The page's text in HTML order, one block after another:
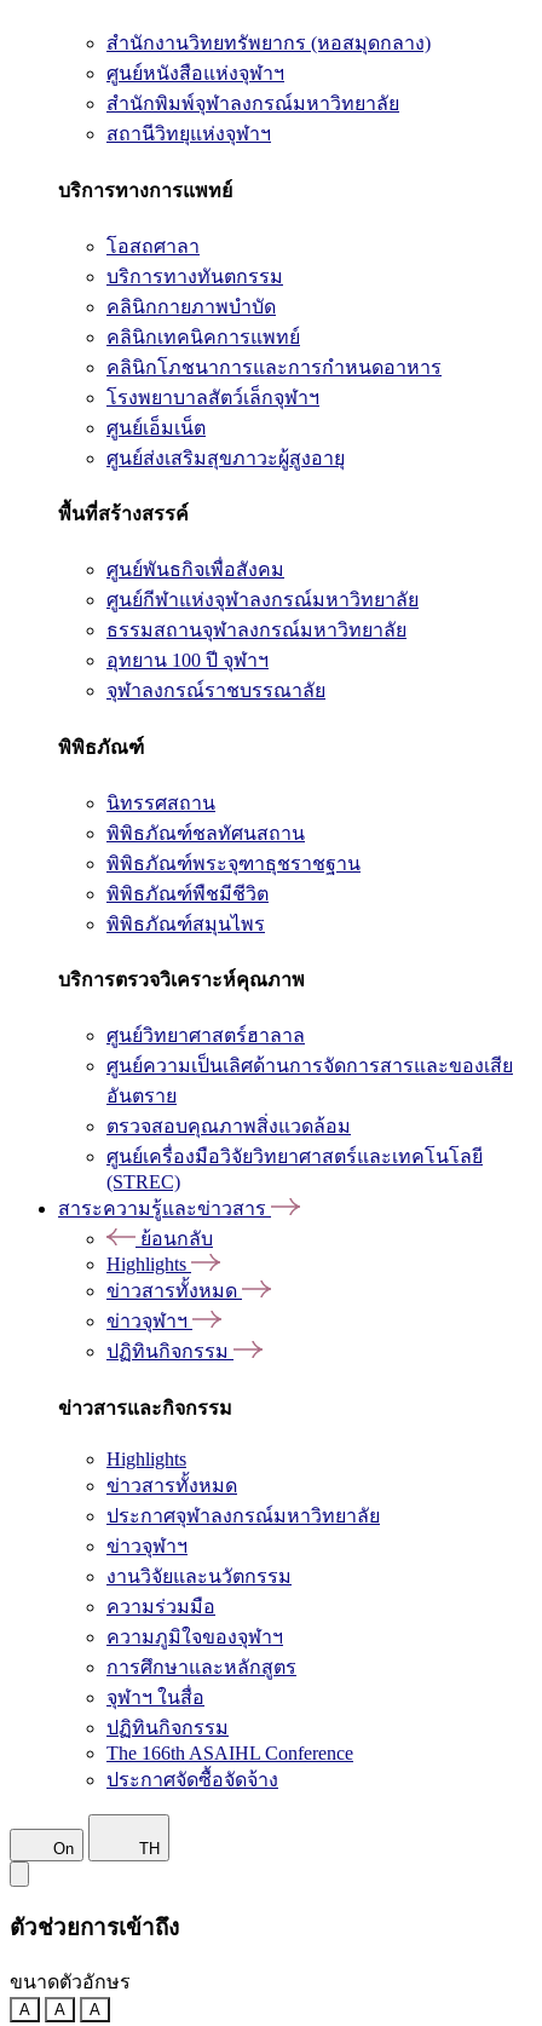
สำนักงานวิทยทรัพยากร (หอสมุดกลาง)
ศูนย์หนังสือแห่งจุฬาฯ
สำนักพิมพ์จุฬาลงกรณ์มหาวิทยาลัย
สถานีวิทยุแห่งจุฬาฯ
บริการทางการแพทย์
โอสถศาลา
บริการทางทันตกรรม
คลินิกกายภาพบำบัด
คลินิกเทคนิคการแพทย์
คลินิกโภชนาการและการกำหนดอาหาร
โรงพยาบาลสัตว์เล็กจุฬาฯ
ศูนย์เอ็มเน็ต
ศูนย์ส่งเสริมสุขภาวะผู้สูงอายุ
พื้นที่สร้างสรรค์
ศูนย์พันธกิจเพื่อสังคม
ศูนย์กีฬาแห่งจุฬาลงกรณ์มหาวิทยาลัย
ธรรมสถานจุฬาลงกรณ์มหาวิทยาลัย
อุทยาน 100 ปี จุฬาฯ
จุฬาลงกรณ์ราชบรรณาลัย
พิพิธภัณฑ์
นิทรรศสถาน
พิพิธภัณฑ์ชลทัศนสถาน
พิพิธภัณฑ์พระจุฑาธุชราชฐาน
พิพิธภัณฑ์พืชมีชีวิต
พิพิธภัณฑ์สมุนไพร
บริการตรวจวิเคราะห์คุณภาพ
ศูนย์วิทยาศาสตร์ฮาลาล
ศูนย์ความเป็นเลิศด้านการจัดการสารและของเสีย
อันตราย
ตรวจสอบคุณภาพสิ่งแวดล้อม
ศูนย์เครื่องมือวิจัยวิทยาศาสตร์และเทคโนโลยี
(STREC)
สาระความรู้และข่าวสาร
ย้อนกลับ
Highlights
ข่าวสารทั้งหมด
ข่าวจุฬาฯ
ปฏิทินกิจกรรม
ข่าวสารและกิจกรรม
Highlights
ข่าวสารทั้งหมด
ประกาศจุฬาลงกรณ์มหาวิทยาลัย
ข่าวจุฬาฯ
งานวิจัยและนวัตกรรม
ความร่วมมือ
ความภูมิใจของจุฬาฯ
การศึกษาและหลักสูตร
จุฬาฯ ในสื่อ
ปฏิทินกิจกรรม
The 166th ASAIHL Conference
ประกาศจัดซื้อจัดจ้าง
On TH
ตัวช่วยการเข้าถึง
ขนาดตัวอักษร
A A A